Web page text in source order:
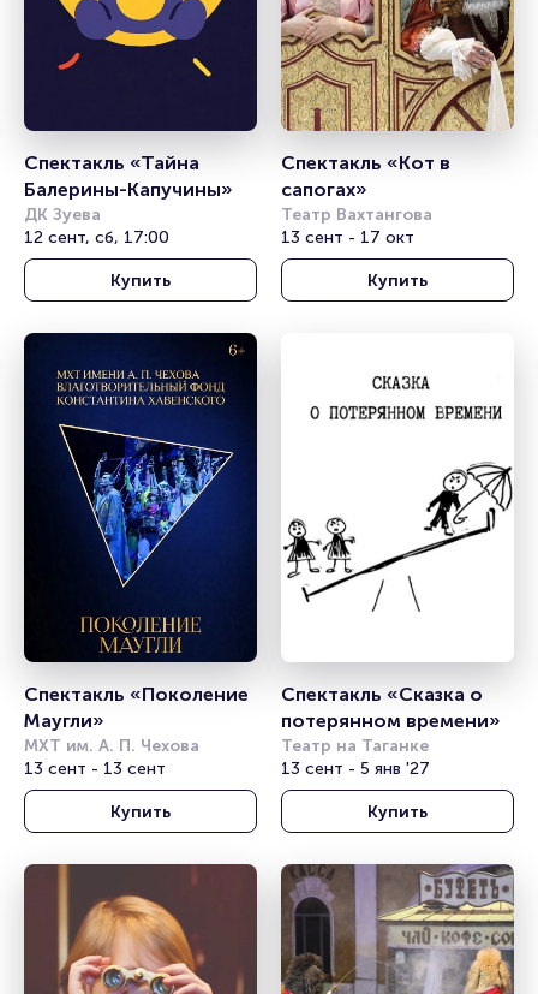
Спектакль «Тайна
Балерины-Капучины»
ДК Зуева
12 сент, сб, 17:00
Купить
Спектакль «Кот в
сапогах»
Театр Вахтангова
13 сент - 17 окт
Купить
Спектакль «Поколение
Маугли»
МХТ им. А. П. Чехова
13 сент - 13 сент
Купить
Спектакль «Сказка о
потерянном времени»
Театр на Таганке
13 сент - 5 янв '27
Купить